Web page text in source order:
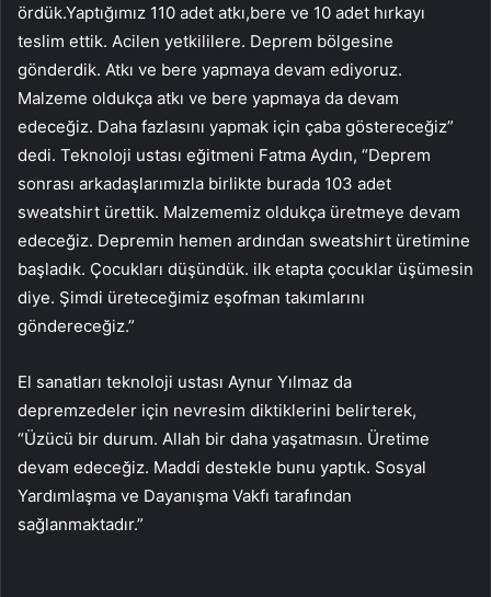
ördük.Yaptığımız 110 adet atkı,bere ve 10 adet hırkayı
teslim ettik. Acilen yetkililere. Deprem bölgesine
gönderdik. Atkı ve bere yapmaya devam ediyoruz.
Malzeme oldukça atkı ve bere yapmaya da devam
edeceğiz. Daha fazlasını yapmak için çaba göstereceğiz”
dedi. Teknoloji ustası eğitmeni Fatma Aydın, “Deprem
sonrası arkadaşlarımızla birlikte burada 103 adet
sweatshirt ürettik. Malzememiz oldukça üretmeye devam
edeceğiz. Depremin hemen ardından sweatshirt üretimine
başladık. Çocukları düşündük. ilk etapta çocuklar üşümesin
diye. Şimdi üreteceğimiz eşofman takımlarını
göndereceğiz.”
El sanatları teknoloji ustası Aynur Yılmaz da
depremzedeler için nevresim diktiklerini belirterek,
“Üzücü bir durum. Allah bir daha yaşatmasın. Üretime
devam edeceğiz. Maddi destekle bunu yaptık. Sosyal
Yardımlaşma ve Dayanışma Vakfı tarafından
sağlanmaktadır.”